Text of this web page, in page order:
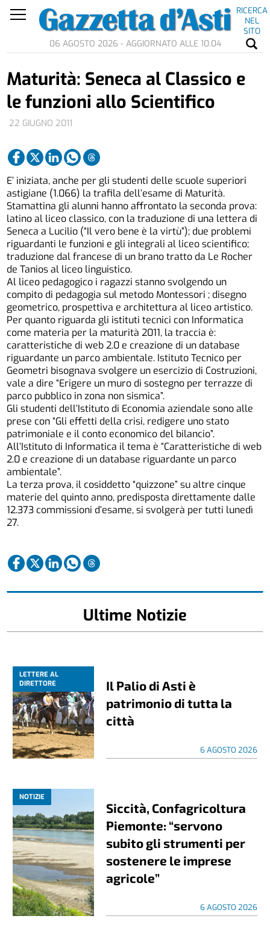
RICERCA
NEL
SITO
06 AGOSTO 2026 - AGGIORNATO ALLE 10.04
22 GIUGNO 2011
Maturità: Seneca al Classico e
le funzioni allo Scientifico
E’ iniziata, anche per gli studenti delle scuole superiori
astigiane (1.066) la trafila dell’esame di Maturità.
Stamattina gli alunni hanno affrontato la seconda prova:
latino al liceo classico, con la traduzione di una lettera di
Seneca a Lucilio (“Il vero bene è la virtù”); due problemi
riguardanti le funzioni e gli integrali al liceo scientifico;
traduzione dal francese di un brano tratto da Le Rocher
de Tanios al liceo linguistico.
Al liceo pedagogico i ragazzi stanno svolgendo un
compito di pedagogia sul metodo Montessori ; disegno
geometrico, prospettiva e architettura al liceo artistico.
Per quanto riguarda gli istituti tecnici con Informatica
come materia per la maturità 2011, la traccia è:
caratteristiche di web 2.0 e creazione di un database
riguardante un parco ambientale. Istituto Tecnico per
Geometri bisognava svolgere un esercizio di Costruzioni,
vale a dire “Erigere un muro di sostegno per terrazze di
parco pubblico in zona non sismica”.
Gli studenti dell’Istituto di Economia aziendale sono alle
prese con “Gli effetti della crisi, redigere uno stato
patrimoniale e il conto economico del bilancio”.
All’Istituto di Informatica il tema è “Caratteristiche di web
2.0 e creazione di un database riguardante un parco
ambientale”.
La terza prova, il cosiddetto “quizzone” su altre cinque
materie del quinto anno, predisposta direttamente dalle
12.373 commissioni d’esame, si svolgerà per tutti lunedì
27.
Ultime Notizie
LETTERE AL
DIRETTORE
Il Palio di Asti è
patrimonio di tutta la
città
6 AGOSTO 2026
NOTIZIE
Siccità, Confagricoltura
Piemonte: “servono
subito gli strumenti per
sostenere le imprese
agricole”
6 AGOSTO 2026